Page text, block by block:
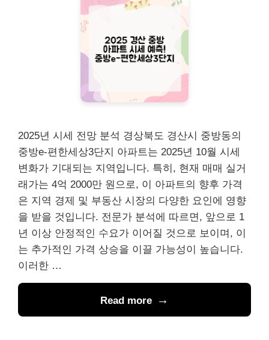
2025년 시세 전망 분석 경상북도 경산시 중방동의
중방e-편한세상3단지 아파트는 2025년 10월 시세
변화가 기대되는 지역입니다. 특히, 현재 매매 실거
래가는 4억 2000만 원으로, 이 아파트의 향후 가격
은 지역 경제 및 부동산 시장의 다양한 요인에 영향
을 받을 것입니다. 전문가 분석에 따르면, 앞으로 1
년 이상 안정적인 수요가 이어질 것으로 보이며, 이
는 추가적인 가격 상승을 이끌 가능성이 높습니다.
이러한 …
Read more